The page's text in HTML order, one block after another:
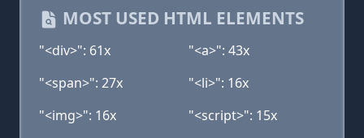
MOST USED HTML ELEMENTS
"<div>": 61x
"<a>": 43x
"<span>": 27x
"<li>": 16x
"<img>": 16x
"<script>": 15x